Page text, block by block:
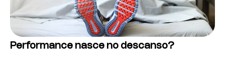
Performance nasce no descanso?